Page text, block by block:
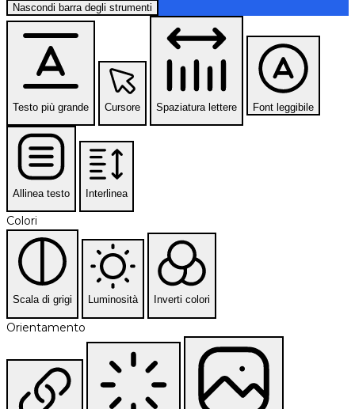
Nascondi barra degli strumenti
Testo più grande Cursore Spaziatura lettere Font leggibile
Allinea testo Interlinea
Colori
Scala di grigi Luminosità Inverti colori
Orientamento